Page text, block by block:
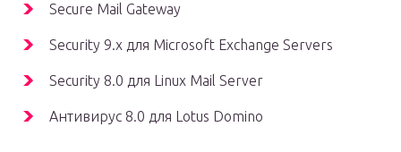
Secure Mail Gateway
Security 9.x для Microsoft Exchange Servers
Security 8.0 для Linux Mail Server
Антивирус 8.0 для Lotus Domino